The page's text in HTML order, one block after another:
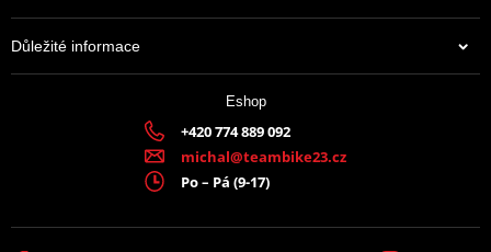
Důležité informace
Eshop
+420 774 889 092
michal@teambike23.cz
Po – Pá (9-17)